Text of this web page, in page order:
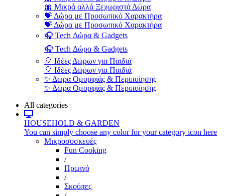
🎀 Μικρά αλλά Ξεχωριστά Δώρα
💝 Δώρα με Προσωπικό Χαρακτήρα
💝 Δώρα με Προσωπικό Χαρακτήρα
🎧 Tech Δώρα & Gadgets
🎧 Tech Δώρα & Gadgets
🎈 Ιδέες Δώρων για Παιδιά
🎈 Ιδέες Δώρων για Παιδιά
✨ Δώρα Ομορφιάς & Περιποίησης
✨ Δώρα Ομορφιάς & Περιποίησης
All categories
HOUSEHOLD & GARDEN
You can simply choose any color for your category icon here
Μικροσυσκευές
Fun Cooking
/
Πρωινό
/
Σκούπες